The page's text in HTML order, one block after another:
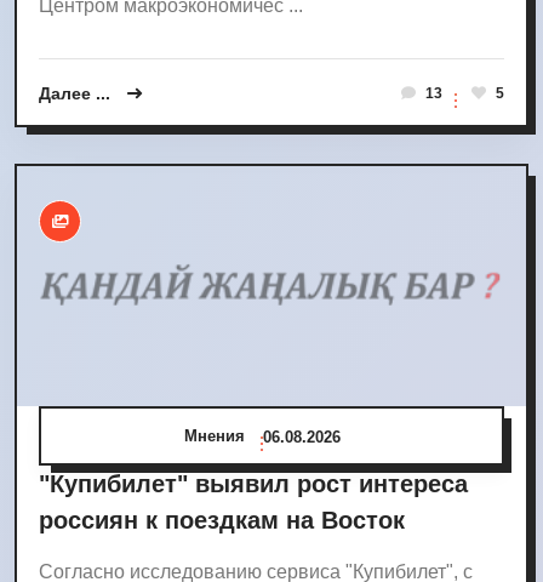
Центром макроэкономичес ...
Далее ... 13 5
Мнения 06.08.2026
"Купибилет" выявил рост интереса
россиян к поездкам на Восток
Согласно исследованию сервиса "Купибилет", с